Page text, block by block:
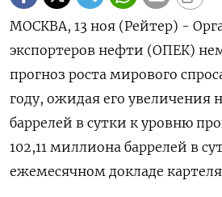
МОСКВА, 13 ноя (Рейтер) -
экспортеров нефти (ОПЕК)
прогноз роста мирового
году, ожидая его увеличения
баррелей в сутки к уровню
102,11 миллиона баррелей в
ежемесячном докладе